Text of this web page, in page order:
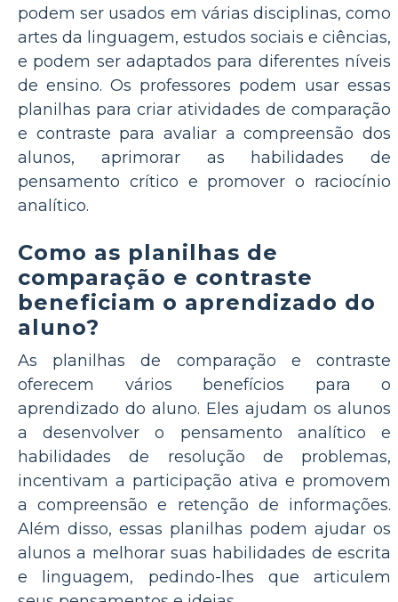
podem ser usados em várias disciplinas, como
artes da linguagem, estudos sociais e ciências,
e podem ser adaptados para diferentes níveis
de ensino. Os professores podem usar essas
planilhas para criar atividades de comparação
e contraste para avaliar a compreensão dos
alunos, aprimorar as habilidades de
pensamento crítico e promover o raciocínio
analítico.
Como as planilhas de
comparação e contraste
beneficiam o aprendizado do
aluno?
As planilhas de comparação e contraste
oferecem vários benefícios para o
aprendizado do aluno. Eles ajudam os alunos
a desenvolver o pensamento analítico e
habilidades de resolução de problemas,
incentivam a participação ativa e promovem
a compreensão e retenção de informações.
Além disso, essas planilhas podem ajudar os
alunos a melhorar suas habilidades de escrita
e linguagem, pedindo-lhes que articulem